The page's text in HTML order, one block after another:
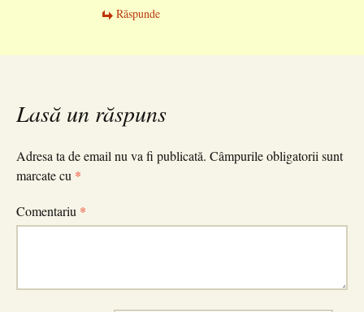
Răspunde
Lasă un răspuns
Adresa ta de email nu va fi publicată. Câmpurile obligatorii sunt
marcate cu *
Comentariu *